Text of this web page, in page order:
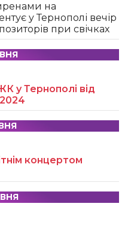
на
у Тернополі вечір
при свічках
у Тернополі від
концертом